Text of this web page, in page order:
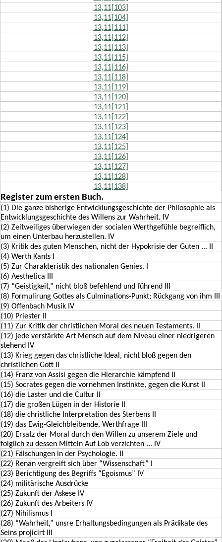
13,11[103]
13,11[104]
13,11[111]
13,11[112]
13,11[113]
13,11[115]
13,11[116]
13,11[118]
13,11[119]
13,11[120]
13,11[121]
13,11[122]
13,11[123]
13,11[124]
13,11[125]
13,11[126]
13,11[127]
13,11[128]
13,11[138]
Register zum ersten Buch.
(1) Die ganze bisherige Entwicklungsgeschichte der Philosophie als
Entwicklungsgeschichte des Willens zur Wahrheit. IV
(2) Zeitweiliges überwiegen der socialen Werthgefühle begreiflich,
um einen Unterbau herzustellen. IV
(3) Kritik des guten Menschen, nicht der Hypokrisie der Guten ... II
(4) Werth Kants I
(5) Zur Charakteristik des nationalen Genies. I
(6) Aesthetica III
(7) “Geistigkeit,” nicht bloß befehlend und führend III
(8) Formulirung Gottes als Culminations-Punkt; Rückgang von ihm III
(9) Offenbach Musik IV
(10) Priester II
(11) Zur Kritik der christlichen Moral des neuen Testaments. II
(12) jede verstärkte Art Mensch auf dem Niveau einer niedrigeren
stehend IV
(13) Krieg gegen das christliche Ideal, nicht bloß gegen den
christlichen Gott II
(14) Franz von Assisi gegen die Hierarchie kämpfend II
(15) Socrates gegen die vornehmen Instinkte, gegen die Kunst II
(16) die Laster und die Cultur II
(17) die großen Lügen in der Historie II
(18) die christliche Interpretation des Sterbens II
(19) das Ewig-Gleichbleibende, Werthfrage III
(20) Ersatz der Moral durch den Willen zu unserem Ziele und
folglich zu dessen Mitteln Auf Lob verzichten ... IV
(21) Fälschungen in der Psychologie. II
(22) Renan vergreift sich über “Wissenschaft” I
(23) Berichtigung des Begriffs “Egoismus” IV
(24) militärische Ausdrücke
(25) Zukunft der Askese IV
(26) Zukunft des Arbeiters IV
(27) Nihilismus I
(28) “Wahrheit,” unsre Erhaltungsbedingungen als Prädikate des
Seins projicirt III